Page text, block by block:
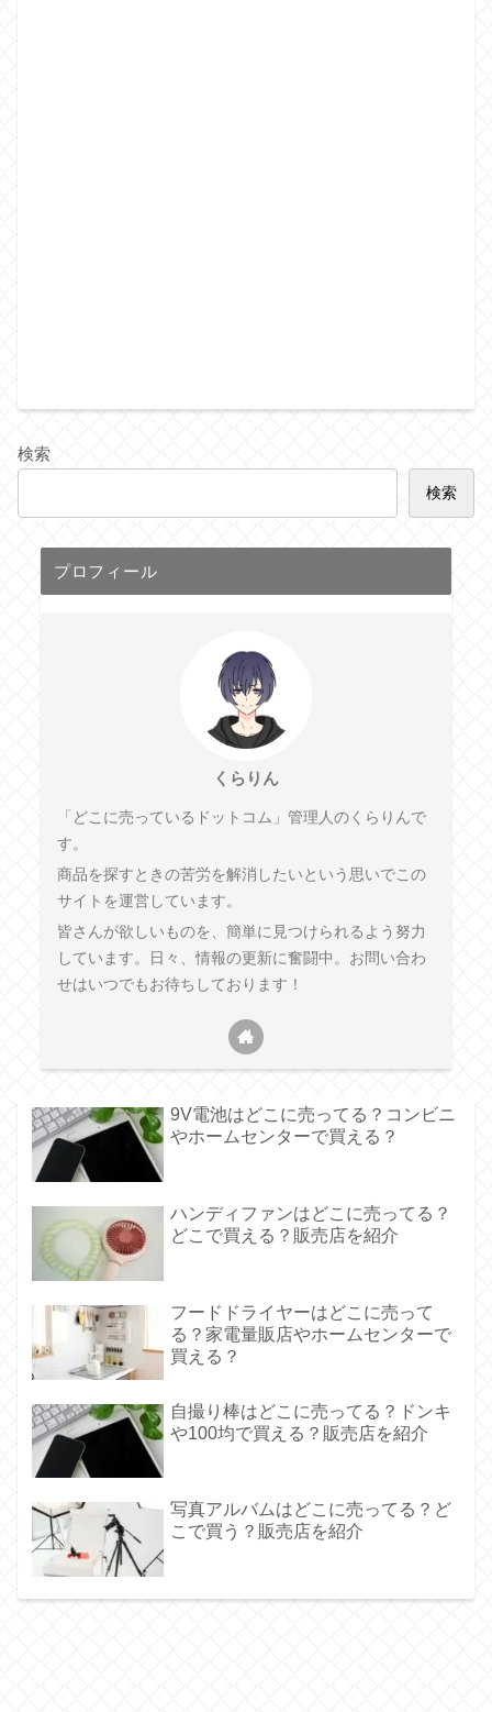
検索
検索
プロフィール
くらりん
「どこに売っているドットコム」管理人のくらりんで
す。
商品を探すときの苦労を解消したいという思いでこの
サイトを運営しています。
皆さんが欲しいものを、簡単に見つけられるよう努力
しています。日々、情報の更新に奮闘中。お問い合わ
せはいつでもお待ちしております！
9V電池はどこに売ってる？コンビニ
やホームセンターで買える？
ハンディファンはどこに売ってる？
どこで買える？販売店を紹介
フードドライヤーはどこに売って
る？家電量販店やホームセンターで
買える？
自撮り棒はどこに売ってる？ドンキ
や100均で買える？販売店を紹介
写真アルバムはどこに売ってる？ど
こで買う？販売店を紹介